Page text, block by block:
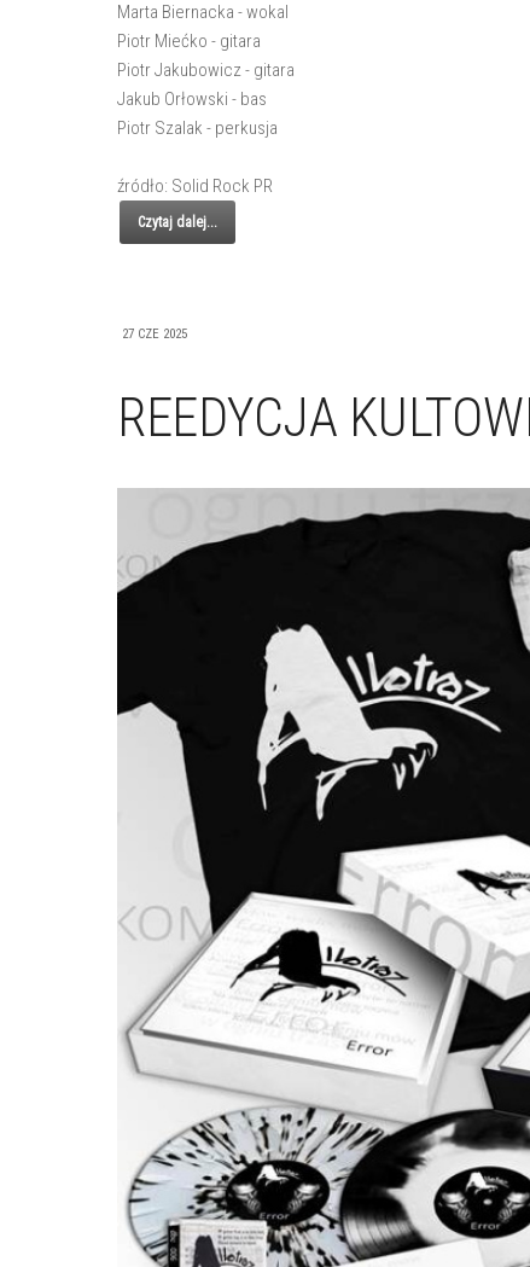
Marta Biernacka - wokal
Piotr Miećko - gitara
Piotr Jakubowicz - gitara
Jakub Orłowski - bas
Piotr Szalak - perkusja
źródło: Solid Rock PR
Czytaj dalej...
27 CZE 2025
REEDYCJA